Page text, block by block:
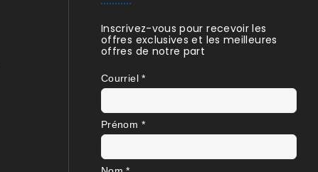
Inscrivez-vous pour recevoir les
offres exclusives et les meilleures
offres de notre part
Courriel*
Prénom *